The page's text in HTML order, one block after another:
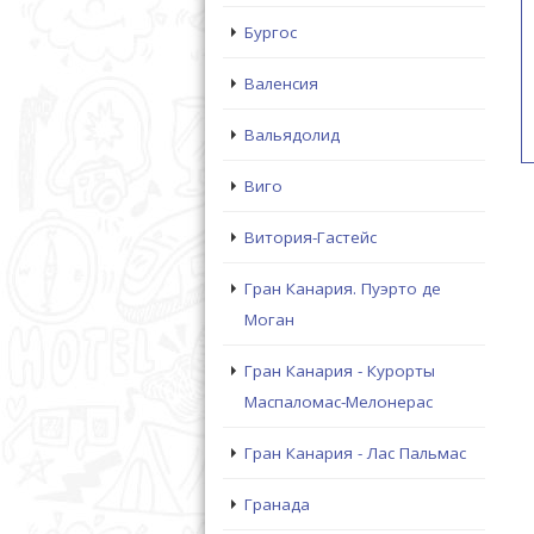
Бургос
Валенсия
Вальядолид
Виго
Витория-Гастейс
Гран Канария. Пуэрто де
Моган
Гран Канария - Курорты
Маспаломас-Мелонерас
Гран Канария - Лас Пальмас
Гранада